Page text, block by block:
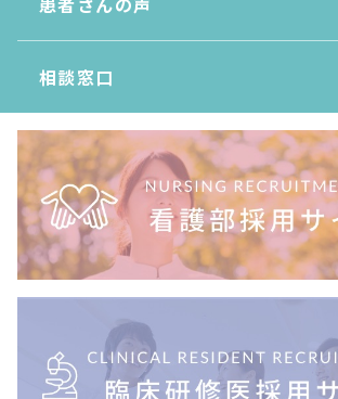
相談窓口